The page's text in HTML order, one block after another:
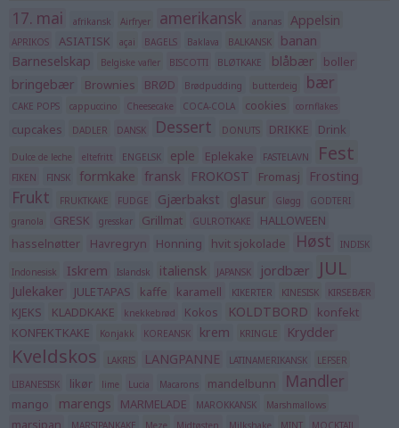
17. mai afrikansk Airfryer amerikansk ananas Appelsin
APRIKOS ASIATISK açai BAGELS Baklava BALKANSK
banan
Barneselskap
Belgiske vafler BISCOTTI BLØTKAKE blåbær boller
bringebær Brownies BRØD Brødpudding butterdeig bær
CAKE POPS cappuccino Cheesecake COCA-COLA cookies cornflakes
cupcakes DADLER DANSK Dessert DONUTS DRIKKE Drink
Dulce de leche eltefritt ENGELSK eple Eplekake FASTELAVN Fest
FIKEN FINSK formkake fransk FROKOST Fromasj Frosting
Frukt FRUKTKAKE FUDGE Gjærbakst glasur Gløgg
GODTERI
granola
GRESK gresskar Grillmat GULROTKAKE
HALLOWEEN
hasselnøtter
Havregryn Honning hvit sjokolade Høst INDISK
Indonesisk Iskrem Islandsk italiensk JAPANSK jordbær JUL
Julekaker JULETAPAS kaffe karamell KIKERTER KINESISK KIRSEBÆR
KJEKS KLADDKAKE knekkebrød Kokos KOLDTBORD
konfekt
KONFEKTKAKE
Konjakk KOREANSK krem KRINGLE Krydder
Kveldskos LAKRIS LANGPANNE LATINAMERIKANSK
LEFSER
LIBANESISK
likør lime Lucia Macarons mandelbunn Mandler
mango marengs MARMELADE MAROKKANSK Marshmallows
marsipan MARSIPANKAKE Meze Midtøsten Milkshake MINT MOCKTAIL